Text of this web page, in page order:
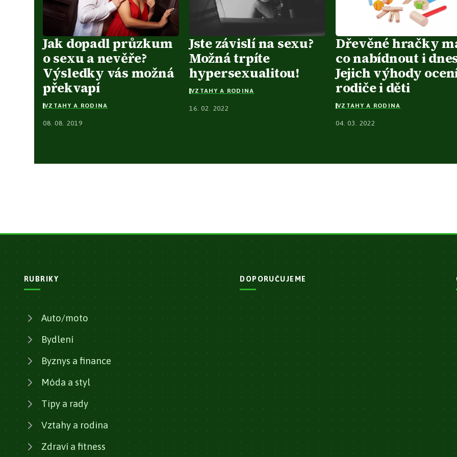
Jak dopadl průzkum
o sexu a nevěře?
Výsledky vás možná
překvapí
VZTAHY A RODINA
08. 08. 2019
Jste závislí na sexu?
Možná trpíte
hypersexualitou!
VZTAHY A RODINA
16. 02. 2022
Dřevěné hračky
co nabídnout i
Jejich výhody
rodiče i děti
VZTAHY A RODINA
04. 03. 2022
RUBRIKY
Auto/moto
Bydlení
Byznys a finance
Móda a styl
Tipy a rady
Vztahy a rodina
Zdraví a fitness
DOPORUČUJEME